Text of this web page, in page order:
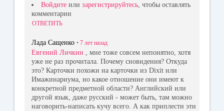
Войдите или зарегистрируйтесь , чтобы оставлять
комментарии
ОТВЕТИТЬ
Лада Сащенко • 7 лет назад
Евгений Личкин , мне тоже совсем непонятно, хотя
уже не раз прочитала. Почему сновидения? Откуда
это? Карточки похожи на карточки из Dixit или
Имажинариума, но какое отношение они имеют к
конкретной предметной области? Английский или
другой язык, даже русский - может быть, там можно
наговорить-написать кучу всего. А как приплести эти